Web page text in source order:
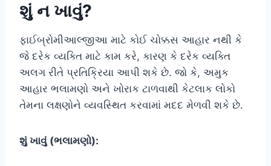
શું ન ખાવું?
ફાઈબ્રોમીઆલ્જીઆ માટે કોઈ ચોક્કસ આહાર નથી કે
જે દરેક વ્યક્તિ માટે કામ કરે, કારણ કે દરેક વ્યક્તિ
અલગ રીતે પ્રતિક્રિયા આપી શકે છે. જો કે, અમુક
આહાર ભલામણો અને ખોરાક ટાળવાથી કેટલાક લોકો
તેમના લક્ષણોને વ્યવસ્થિત કરવામાં મદદ મેળવી શકે છે.
શું ખાવું (ભલામણો):